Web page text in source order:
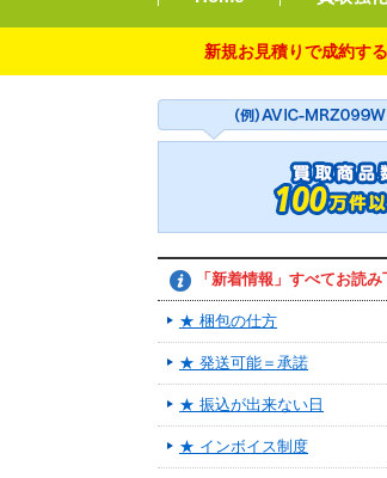
新規お見積りで成約すると
「新着情報」すべてお読み
★ 梱包の仕方
★ 発送可能＝承諾
★ 振込が出来ない日
★ インボイス制度